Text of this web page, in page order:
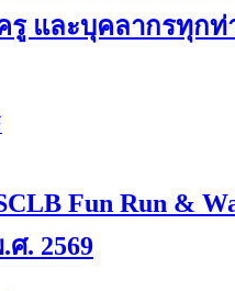
และบุคลากรทุกท่
Fun Run &
. 2569